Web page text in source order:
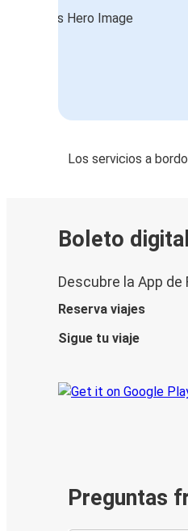
Los servicios a
Boleto
Descubre la App de
Reserva viajes
Sigue tu viaje
Preguntas